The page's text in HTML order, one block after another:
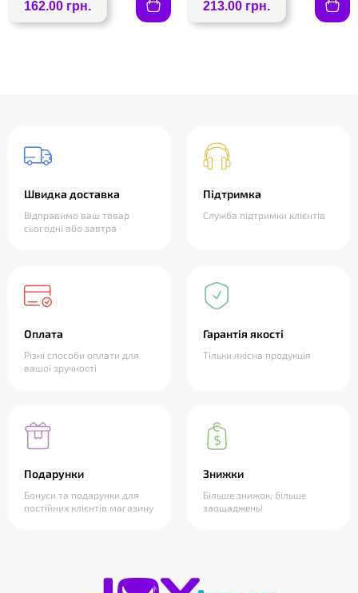
162.00 грн. 213.00 грн.
Швидка доставка
Відправимо ваш товар
сьогодні або завтра
Підтримка
Служба підтримки клієнтів
Оплата
Різні способи оплати для
вашої зручності
Гарантія якості
Тільки якісна продукція
Подарунки
Бонуси та подарунки для
постійних клієнтів магазину
Знижки
Більше знижок, більше
заощаджень!